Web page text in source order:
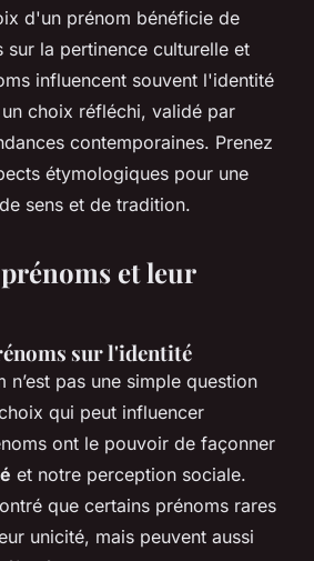
d'un prénom bénéficie de
sur la pertinence culturelle et
influencent souvent l'identité
choix réfléchi, validé par
contemporaines. Prenez
étymologiques pour une
sens et de tradition.
et leur
sur l'identité
n’est pas une simple question
qui peut influencer
ont le pouvoir de façonner
et notre perception sociale.
que certains prénoms rares
unicité, mais peuvent aussi